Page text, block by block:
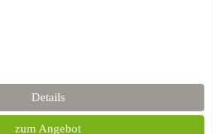
Details
zum Angebot